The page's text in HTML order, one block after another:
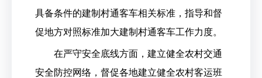
具备条件的建制村通客车相关标准，指导和督
促地方对照标准加大建制村通客车工作力度。
在严守安全底线方面，建立健全农村交通
安全防控网络，督促各地建立健全农村客运班